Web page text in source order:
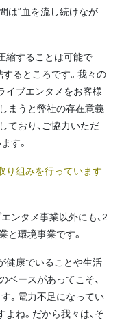
は“血を流し続けなが
縮することは可能で
るところです。我々の
イブエンタメをお客様
まうと弊社の存在意義
ており、ご協力いただ
す。
組みを行っています
ンタメ事業以外にも、2
と環境事業です。
健康でいることや生活
ベースがあってこそ、
。電力不足になってい
ね。だから我々は、そ